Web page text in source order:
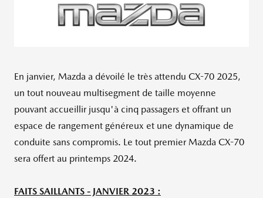
En janvier, Mazda a dévoilé le très attendu CX-70 2025,
un tout nouveau multisegment de taille moyenne
pouvant accueillir jusqu'à cinq passagers et offrant un
espace de rangement généreux et une dynamique de
conduite sans compromis. Le tout premier Mazda CX-70
sera offert au printemps 2024.
FAITS SAILLANTS - JANVIER 2023 :